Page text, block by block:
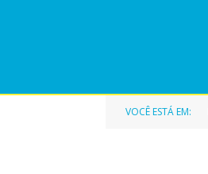
VOCÊ ESTÁ EM: